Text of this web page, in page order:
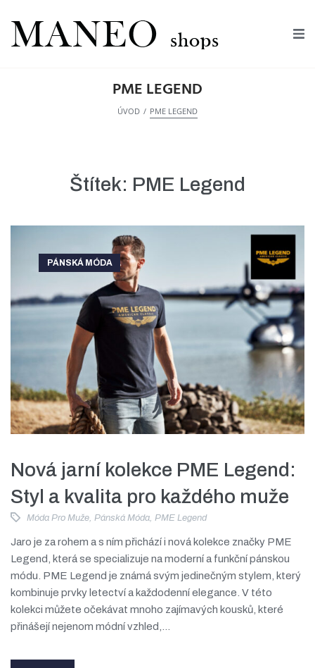
Novinky
E-shop
PME LEGEND
ÚVOD / PME LEGEND
Štítek: PME Legend
PÁNSKÁ MÓDA
Nová jarní kolekce PME Legend:
Styl a kvalita pro každého muže
Móda Pro Muže Pánská Móda PME Legend
Jaro je za rohem a s ním přichází i nová kolekce značky PME
Legend, která se specializuje na moderní a funkční pánskou
módu. PME Legend je známá svým jedinečným stylem, který
kombinuje prvky letectví a každodenní elegance. V této
kolekci můžete očekávat mnoho zajímavých kousků, které
přinášejí nejenom módní vzhled,...